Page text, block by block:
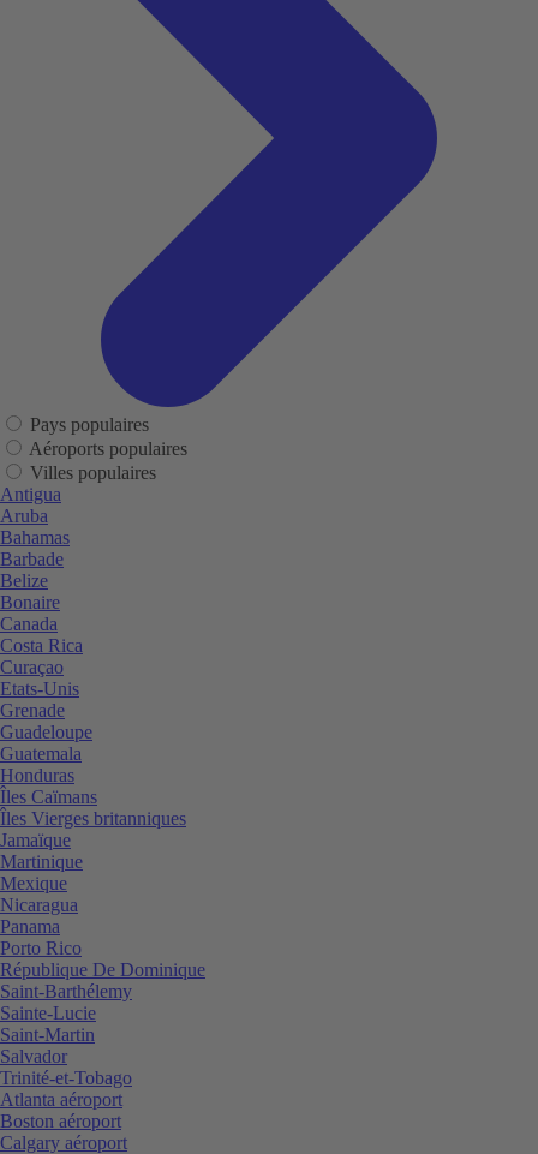
Pays populaires
Aéroports populaires
Villes populaires
Antigua
Aruba
Bahamas
Barbade
Belize
Bonaire
Canada
Costa Rica
Curaçao
Etats-Unis
Grenade
Guadeloupe
Guatemala
Honduras
Îles Caïmans
Îles Vierges britanniques
Jamaïque
Martinique
Mexique
Nicaragua
Panama
Porto Rico
République De Dominique
Saint-Barthélemy
Sainte-Lucie
Saint-Martin
Salvador
Trinité-et-Tobago
Atlanta aéroport
Boston aéroport
Calgary aéroport